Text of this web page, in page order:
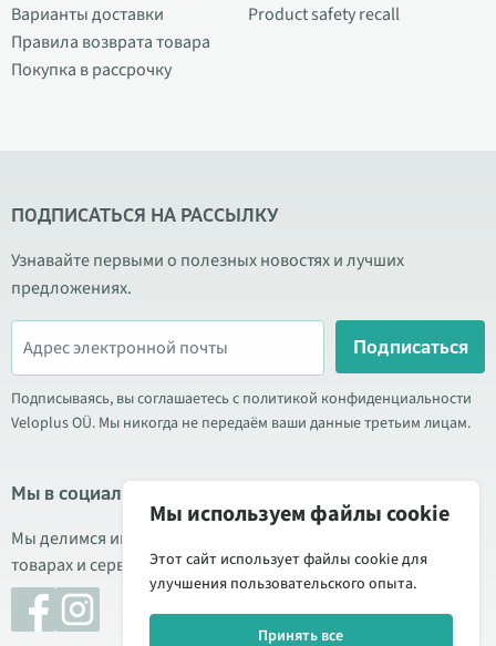
Варианты доставки
Правила возврата товара
Покупка в рассрочку
Product safety recall
ПОДПИСАТЬСЯ НА РАССЫЛКУ
Узнавайте первыми о полезных новостях и лучших
предложениях.
Подписаться
Подписываясь, вы соглашаетесь с политикой конфиденциальности
Veloplus OÜ. Мы никогда не передаём ваши данные третьим лицам.
Мы в социальных сетях
Мы делимся информацией о выгодных акциях, новых
товарах и сервисе. Иногда публикуем обзоры продукции.
Мы используем файлы cookie
Этот сайт использует файлы cookie для
улучшения пользовательского опыта.
Принять все